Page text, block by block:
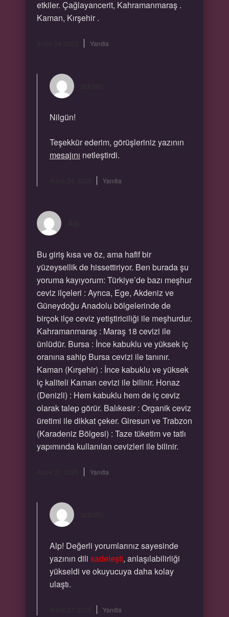
etkiler. Çağlayancerit, Kahramanmaraş .
Kaman, Kırşehir .
Yanıtla
Nilgün!
Teşekkür ederim, görüşleriniz yazının
mesajını netleştirdi.
Yanıtla
Bu giriş kısa ve öz, ama hafif bir
yüzeysellik de hissettiriyor. Ben burada şu
yoruma kayıyorum: Türkiye’de bazı meşhur
ceviz ilçeleri : Ayrıca, Ege, Akdeniz ve
Güneydoğu Anadolu bölgelerinde de
birçok ilçe ceviz yetiştiriciliği ile meşhurdur.
Kahramanmaraş : Maraş 18 cevizi ile
ünlüdür. Bursa : İnce kabuklu ve yüksek iç
oranına sahip Bursa cevizi ile tanınır.
Kaman (Kırşehir) : İnce kabuklu ve yüksek
iç kaliteli Kaman cevizi ile bilinir. Honaz
(Denizli) : Hem kabuklu hem de iç ceviz
olarak talep görür. Balıkesir : Organik ceviz
üretimi ile dikkat çeker. Giresun ve Trabzon
(Karadeniz Bölgesi) : Taze tüketim ve tatlı
yapımında kullanılan cevizleri ile bilinir.
Yanıtla
Alp! Değerli yorumlarınız sayesinde
yazının dili sadeleşti, anlaşılabilirliği
yükseldi ve okuyucuya daha kolay
ulaştı.
Yanıtla